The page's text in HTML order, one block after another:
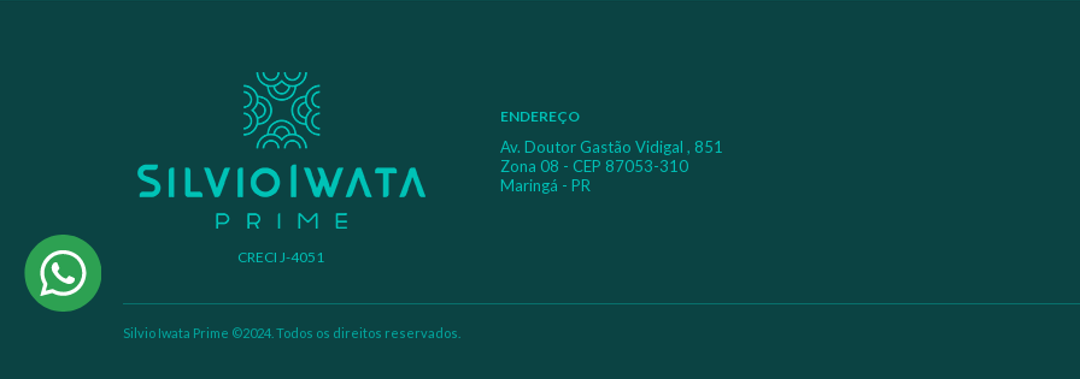
CRECI J-4051
ENDEREÇO
Av. Doutor Gastão Vidigal , 851
Zona 08 - CEP 87053-310
Maringá - PR
Silvio Iwata Prime ©2024. Todos os direitos reservados.